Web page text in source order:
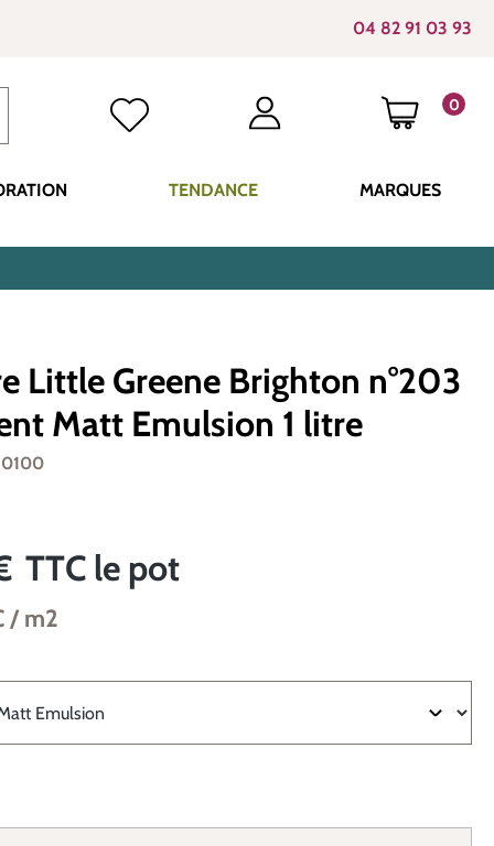
04 82 91 03 93
0
LE
TENDANCE MARQUES
Little Greene Brighton n°203
Matt Emulsion 1 litre
TTC le pot
/ m2